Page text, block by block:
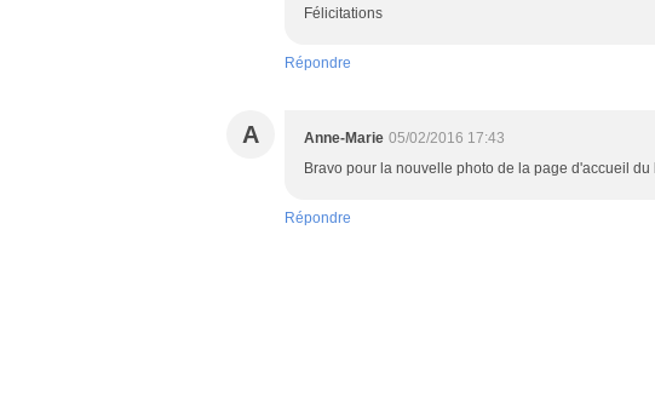
Félicitations
Répondre
A Anne-Marie 05/02/2016 17:43
Bravo pour la nouvelle photo de la page d'accueil du
Répondre